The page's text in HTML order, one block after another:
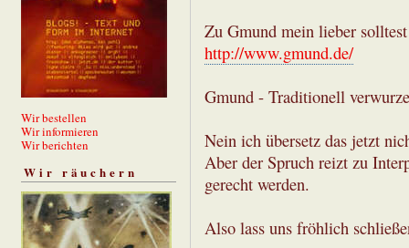
Wir bestellen
Wir informieren
Wir berichten
Wir räuchern
Zu Gmund mein lieber
http://www.gmund.de/
Gmund - Traditionell
Nein ich übersetz das jetzt
Aber der Spruch reizt zu
gerecht werden.
Also lass uns fröhlich